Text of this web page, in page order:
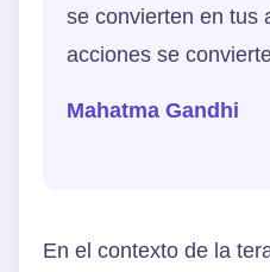
se convierten en tus
acciones se
Mahatma Gandhi
En el contexto de la